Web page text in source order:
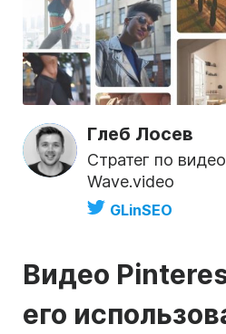
Глеб Лосев
Стратег по
Wave.video
GLinSEO
Видео
его